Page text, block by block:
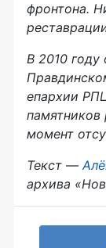
фронтона.
В 2010 году
епархии
момент
Текст —
архива